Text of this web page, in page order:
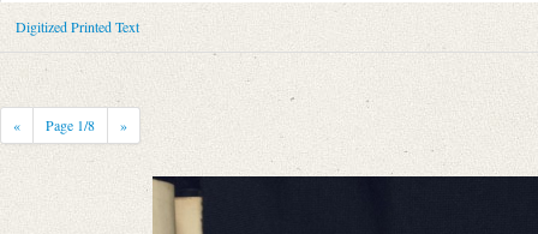
Place of Dispatch: Göttingen
Place of Destination: Piercefield House (Chepstow)
Notations: Da im Druck die Streichungen nicht wiedergegeben
erschlossen. – Datierung: Nach dem Brief von Josiah Dornford vom
Provider: Dresden, Sächsische Landesbibliothek - Staats- und
Digitized Printed Text
« Page 1/8 »